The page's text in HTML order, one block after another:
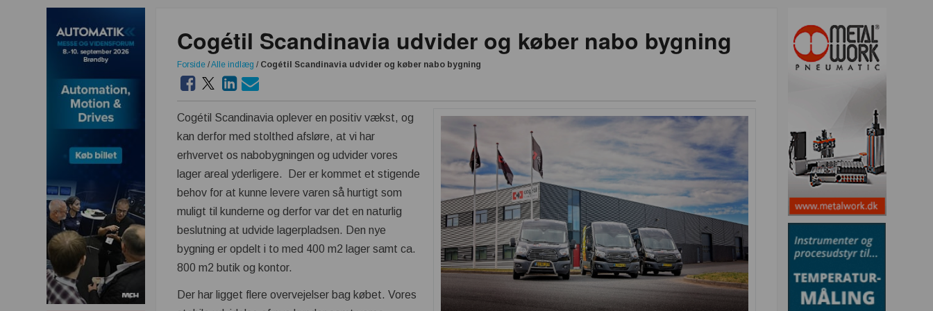
Cogétil Scandinavia udvider og køber nabo bygning
Forside /Alle indlæg / Cogétil Scandinavia udvider og køber nabo bygning
Cogétil Scandinavia oplever en positiv vækst, og
kan derfor med stolthed afsløre, at vi har
erhvervet os nabobygningen og udvider vores
lager areal yderligere. Der er kommet et stigende
behov for at kunne levere varen så hurtigt som
muligt til kunderne og derfor var det en naturlig
beslutning at udvide lagerpladsen. Den nye
bygning er opdelt i to med 400 m2 lager samt ca.
800 m2 butik og kontor.
Der har ligget flere overvejelser bag købet. Vores